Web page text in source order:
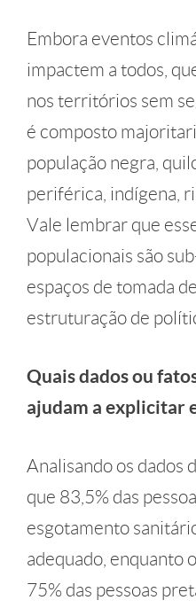
Embora eventos
impactem a todos,
nos territórios sem
é composto
população negra,
periférica, indígena,
Vale lembrar que
populacionais são
espaços de tomada
estruturação de
Quais dados ou
ajudam a explicitar
Analisando os dados
que 83,5% das
esgotamento
adequado, enquanto
75% das pessoas